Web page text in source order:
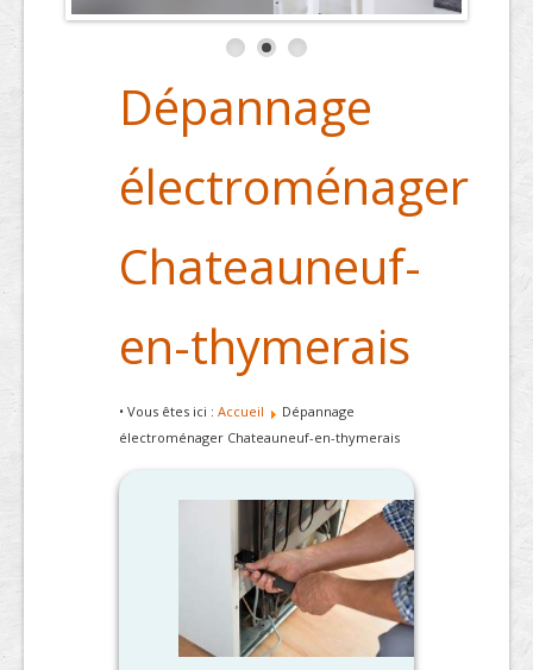
Dépannage
électroménager
Chateauneuf-
en-thymerais
• Vous êtes ici : Accueil
Dépannage
électroménager Chateauneuf-en-thymerais